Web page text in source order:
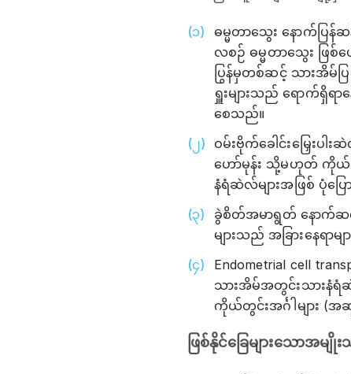
ဓမ္မတာသွေး နောက်ပြန်ဆ
လစဉ် ဓမ္မတာသွေး ဖြစ်
ပြွန်မှတစ်ဆင့် သားအိမ်
ရှူးများသည် ရောက်ရှိရာ
စေသည်။
ဝမ်းဗိုက်ခေါင်းမြှေးပါးဆဲ
ဟော်မုန်း သို့မဟုတ် ကိုယ်ခံအ
နံရံဆဲလ်များအဖြစ် ပုံပ
ခွဲစိတ်အမာရွတ် နောက်ဆ
များသည် အခြားနေရာ
Endometrial cell
သားအိမ်အတွင်းသားနံရံဆဲ
ကိုယ်တွင်းအင်္ဂါများ (
ဖြစ်နိုင်ခြေများသောအမျိုး